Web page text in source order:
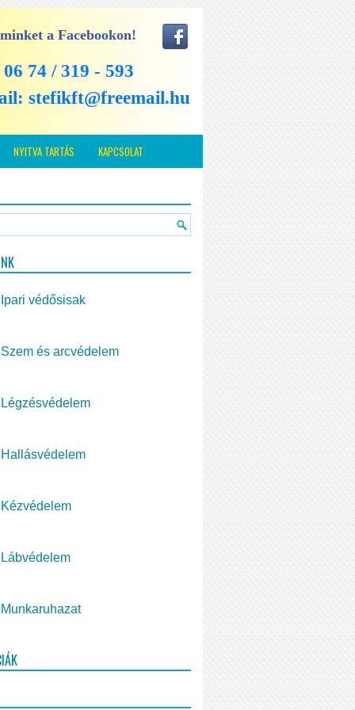
a Facebookon!
74 / 319 - 593
stefikft@freemail.hu
NYITVA TARTÁS KAPCSOLAT
Ipari védősisak
Szem és arcvédelem
Légzésvédelem
Hallásvédelem
Kézvédelem
Lábvédelem
Munkaruhazat